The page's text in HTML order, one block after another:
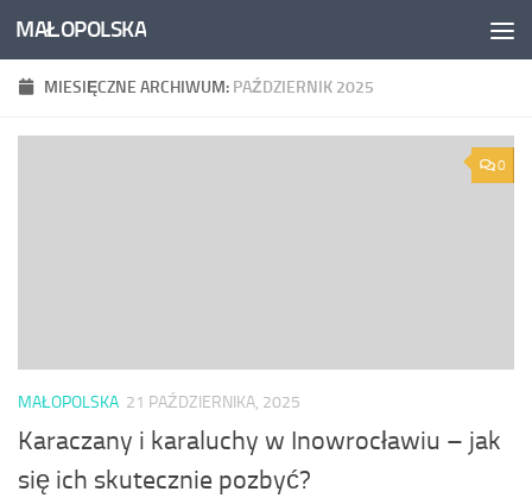
Skip to content
MAŁOPOLSKA
MIESIĘCZNE ARCHIWUM: PAŹDZIERNIK 2025
0
MAŁOPOLSKA 21 PAŹDZIERNIKA, 2025
Karaczany i karaluchy w Inowrocławiu – jak
się ich skutecznie pozbyć?